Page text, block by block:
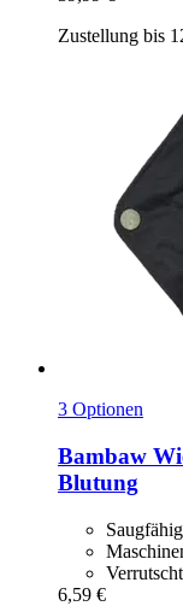
Zustellung bis
3 Optionen
Bambaw
Blutung
6,59 €